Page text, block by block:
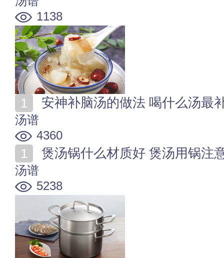
1138
安神补脑汤的做法 喝什么汤最
汤谱
4360
煲汤锅什么材质好 煲汤用锅注
汤谱
5238